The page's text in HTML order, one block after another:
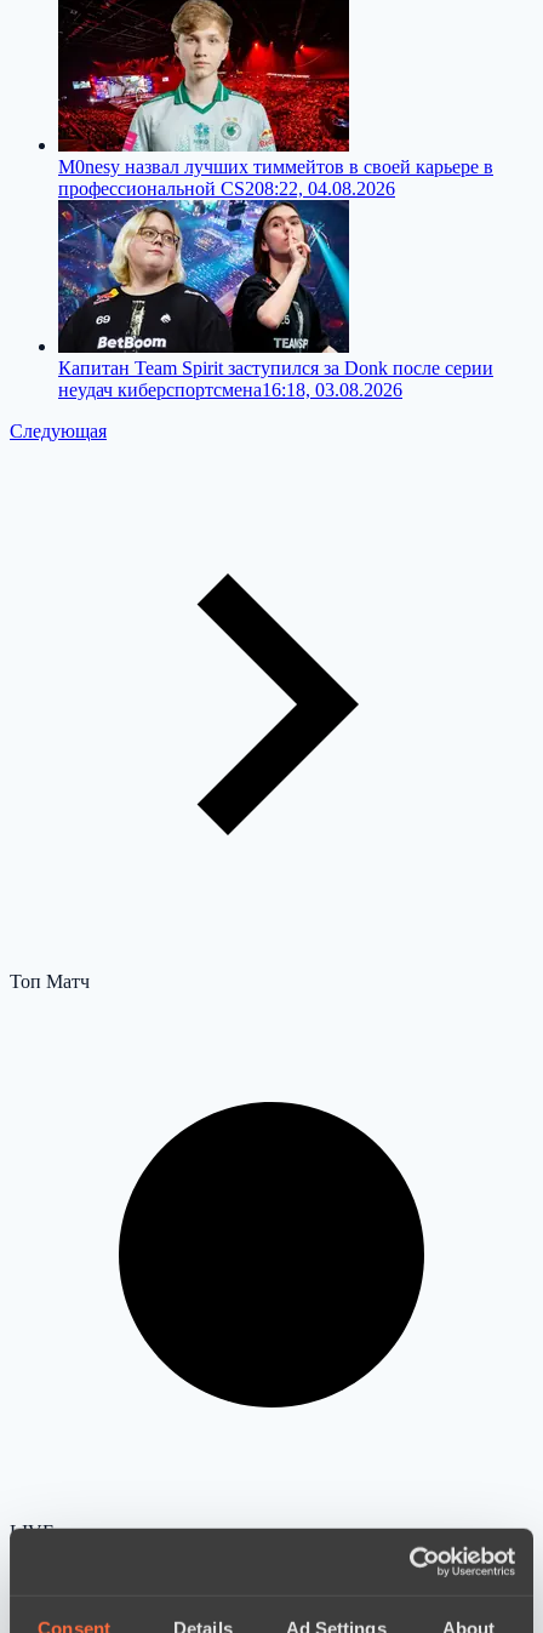
Consent Details Ad Settings About
M0nesy назвал лучших тиммейтов в своей карьере в
профессиональной CS208:22, 04.08.2026
Капитан Team Spirit заступился за Donk после серии
неудач киберспортсмена16:18, 03.08.2026
Следующая
Топ Матч
LIVE